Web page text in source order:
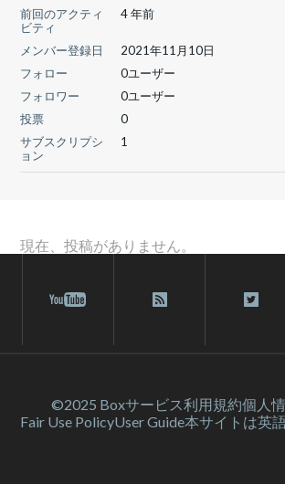
前回のアクティ
ビティ
4 年前
メンバー登録日
2021年11月10日
フォロー
0ユーザー
フォロワー
0ユーザー
投票
0
サブスクリプシ
ョン
1
現在、投稿がありません。
©2025 Boxサービス利⽤規約個人
Fair Use PolicyUser Guide本サイトは英